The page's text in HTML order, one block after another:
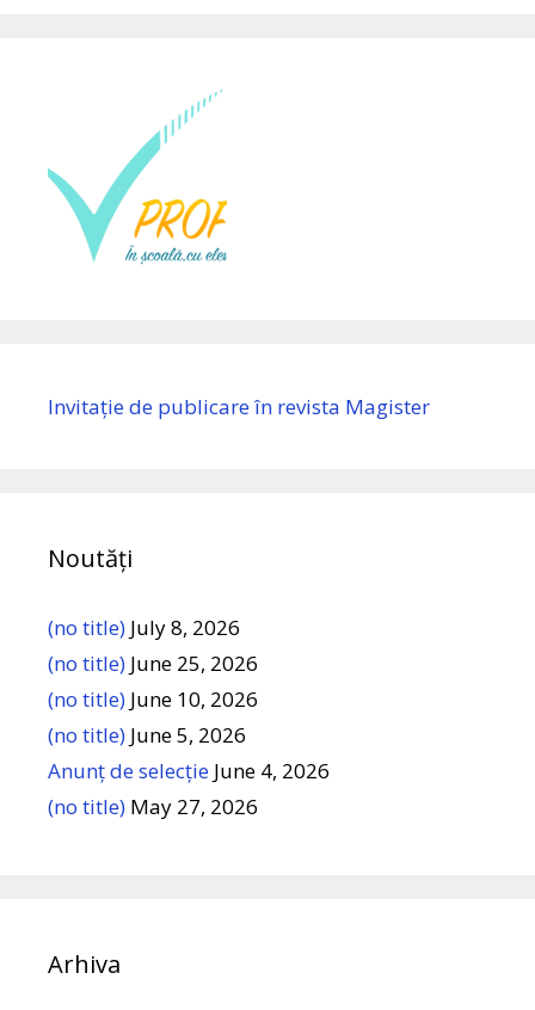
Invitație de publicare în revista Magister
Noutăți
(no title) July 8, 2026
(no title) June 25, 2026
(no title) June 10, 2026
(no title) June 5, 2026
Anunț de selecție June 4, 2026
(no title) May 27, 2026
Arhiva